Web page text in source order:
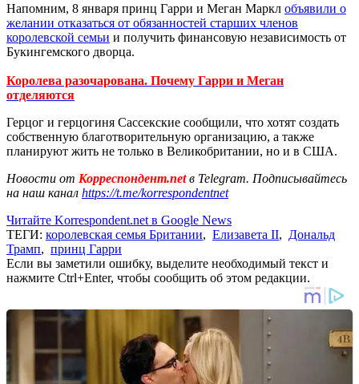
Напомним, 8 января принц Гарри и Меган Маркл объявили о
желании отказаться от обязанностей старших членов
королевской семьи и получить финансовую независимость от
Букингемского дворца.
Королева разочарована. Почему Гарри и Меган
отделяются
Герцог и герцогиня Сассекские сообщили, что хотят создать
собственную благотворительную организацию, а также
планируют жить не только в Великобритании, но и в США.
Новости от Корреспондент.netв Telegram. Подписывайтесь
на наш канал https://t.me/korrespondentnet
Читайте Korrespondent.net в Google News
ТЕГИ: королевская семья Британии, Елизавета II, Дональд
Трамп, принц Гарри
Если вы заметили ошибку, выделите необходимый текст и
нажмите Ctrl+Enter, чтобы сообщить об этом редакции.